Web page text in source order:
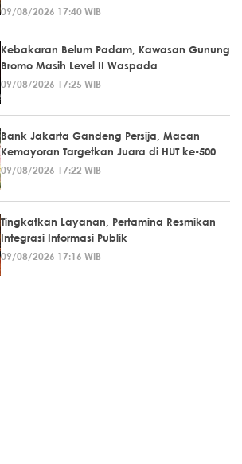
09/08/2026 17:40 WIB
Kebakaran Belum Padam, Kawasan Gunung
Bromo Masih Level II Waspada
09/08/2026 17:25 WIB
Bank Jakarta Gandeng Persija, Macan
Kemayoran Targetkan Juara di HUT ke-500
09/08/2026 17:22 WIB
Tingkatkan Layanan, Pertamina Resmikan
Integrasi Informasi Publik
09/08/2026 17:16 WIB